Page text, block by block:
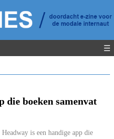
☰
die boeken samenvat
Headway is een handige app die